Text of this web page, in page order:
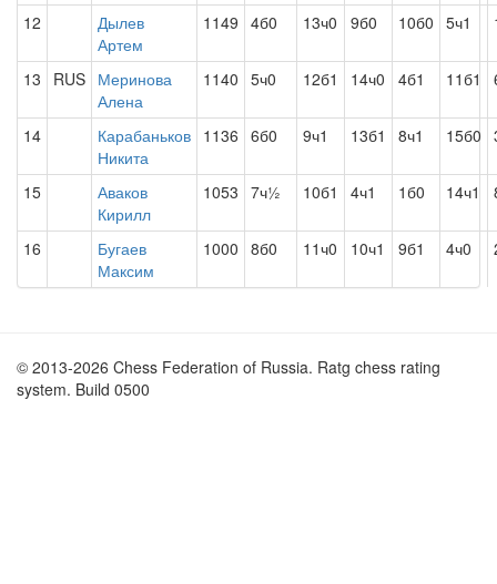
12
Дылев
Артем
1149 4б0 13ч0 9б0 10б0 5ч1
13 RUS Меринова
Алена
1140 5ч0 12б1 14ч0 4б1 11б1
14
Карабаньков
Никита
1136 6б0 9ч1 13б1 8ч1 15б0
15
Аваков
Кирилл
1053 7ч½ 10б1 4ч1 1б0 14ч1
16
Бугаев
Максим
1000 8б0 11ч0 10ч1 9б1 4ч0
© 2013-2026 Chess Federation of Russia. Ratg chess rating
system. Build 0500